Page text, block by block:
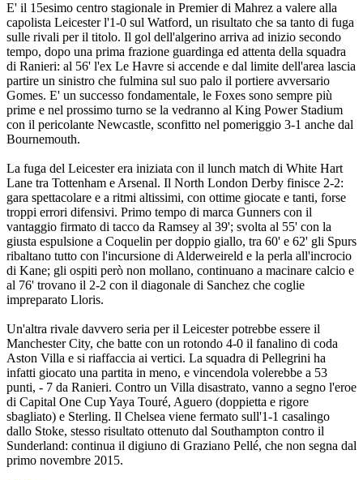
E' il 15esimo centro stagionale in Premier di Mahrez a valere alla
capolista Leicester l'1-0 sul Watford, un risultato che sa tanto di fuga
sulle rivali per il titolo. Il gol dell'algerino arriva ad inizio secondo
tempo, dopo una prima frazione guardinga ed attenta della squadra
di Ranieri: al 56' l'ex Le Havre si accende e dal limite dell'area lascia
partire un sinistro che fulmina sul suo palo il portiere avversario
Gomes. E' un successo fondamentale, le Foxes sono sempre più
prime e nel prossimo turno se la vedranno al King Power Stadium
con il pericolante Newcastle, sconfitto nel pomeriggio 3-1 anche dal
Bournemouth.
La fuga del Leicester era iniziata con il lunch match di White Hart
Lane tra Tottenham e Arsenal. Il North London Derby finisce 2-2:
gara spettacolare e a ritmi altissimi, con ottime giocate e tanti, forse
troppi errori difensivi. Primo tempo di marca Gunners con il
vantaggio firmato di tacco da Ramsey al 39'; svolta al 55' con la
giusta espulsione a Coquelin per doppio giallo, tra 60' e 62' gli Spurs
ribaltano tutto con l'incursione di Alderweireld e la perla all'incrocio
di Kane; gli ospiti però non mollano, continuano a macinare calcio e
al 76' trovano il 2-2 con il diagonale di Sanchez che coglie
impreparato Lloris.
Un'altra rivale davvero seria per il Leicester potrebbe essere il
Manchester City, che batte con un rotondo 4-0 il fanalino di coda
Aston Villa e si riaffaccia ai vertici. La squadra di Pellegrini ha
infatti giocato una partita in meno, e vincendola volerebbe a 53
punti, - 7 da Ranieri. Contro un Villa disastrato, vanno a segno l'eroe
di Capital One Cup Yaya Touré, Aguero (doppietta e rigore
sbagliato) e Sterling. Il Chelsea viene fermato sull'1-1 casalingo
dallo Stoke, stesso risultato ottenuto dal Southampton contro il
Sunderland: continua il digiuno di Graziano Pellé, che non segna dal
primo novembre 2015.